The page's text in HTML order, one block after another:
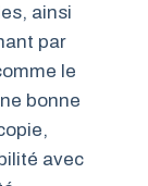
ainsi
par
le
bonne
avec